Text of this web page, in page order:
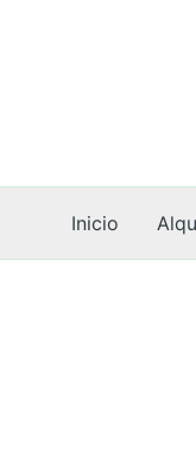
Inicio